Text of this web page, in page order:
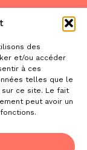
des
et/ou accéder
à ces
telles que le
sur ce site. Le fait
peut avoir un